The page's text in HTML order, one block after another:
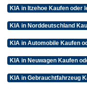
KIA in Itzehoe Kaufen oder
KIA in Norddeutschland
KIA in Automobile Kaufen
KIA in Neuwagen Kaufen
KIA in Gebrauchtfahrzeug